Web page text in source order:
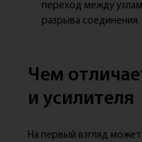
переход между
разрыва соединения.
Чем
и усилителя
На первый взгляд